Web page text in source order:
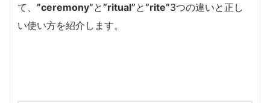
て、 ”ceremony”と”ritual”と”rite”3つの違いと正し
い使い方を紹介します。